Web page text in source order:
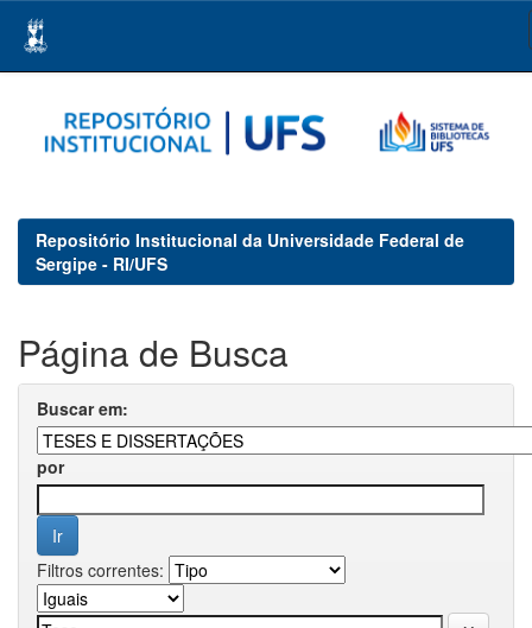
navigation
Repositório Institucional da Universidade Federal de
Sergipe - RI/UFS
Página de Busca
Buscar em:
por
Filtros correntes: